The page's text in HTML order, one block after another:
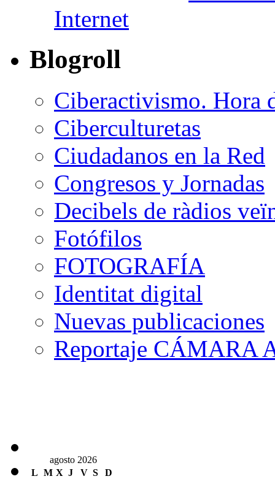
Internet
Blogroll
Ciberactivismo. Hora
Ciberculturetas
Ciudadanos en la Red
Congresos y Jornadas
Decibels de ràdios
Fotófilos
FOTOGRAFÍA
Identitat digital
Nuevas publicaciones
Reportaje CÁMARA
agosto 2026
L M X J V S
D